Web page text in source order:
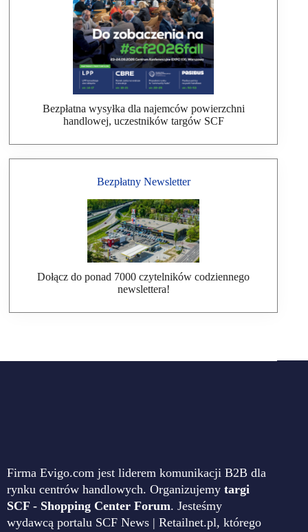
Bezpłatna wysyłka dla najemców powierzchni
handlowej, uczestników targów SCF
Bezpłatny Newsletter
Dołącz do ponad 7000 czytelników codziennego
newslettera!
Firma Evigo.com jest liderem komunikacji B2B dla
rynku centrów handlowych. Organizujemy targi
SCF - Shopping Center Forum. Jesteśmy
wydawcą portalu SCF News | Retailnet.pl, którego